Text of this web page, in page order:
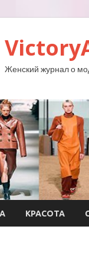
Женский журнал о
КРАСОТА